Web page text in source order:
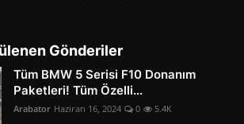
Gönderiler
Tüm BMW 5 Serisi F10 Donanım
Paketleri! Tüm Özelli...
Arabator Haziran 16, 2024 0 5.4K